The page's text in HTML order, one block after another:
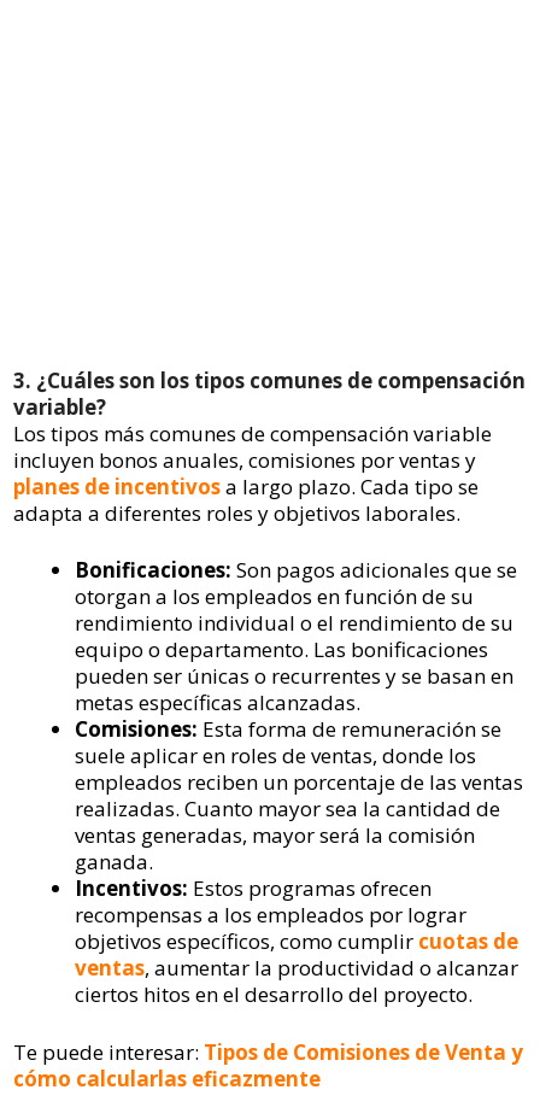
3. ¿Cuáles son los tipos comunes de compensación
variable?
Los tipos más comunes de compensación variable
incluyen bonos anuales, comisiones por ventas y
planes de incentivosa largo plazo. Cada tipo se
adapta a diferentes roles y objetivos laborales.
Bonificaciones: Son pagos adicionales que se
otorgan a los empleados en función de su
rendimiento individual o el rendimiento de su
equipo o departamento. Las bonificaciones
pueden ser únicas o recurrentes y se basan en
metas específicas alcanzadas.
Comisiones: Esta forma de remuneración se
suele aplicar en roles de ventas, donde los
empleados reciben un porcentaje de las ventas
realizadas. Cuanto mayor sea la cantidad de
ventas generadas, mayor será la comisión
ganada.
Incentivos: Estos programas ofrecen
recompensas a los empleados por lograr
objetivos específicos, como cumplir cuotas de
ventas, aumentar la productividad o alcanzar
ciertos hitos en el desarrollo del proyecto.
Te puede interesar: Tipos de Comisiones de Venta y
cómo calcularlas eficazmente